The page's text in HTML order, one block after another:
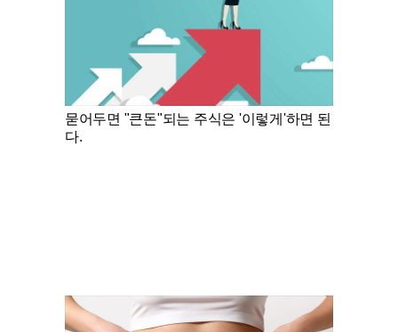
묻어두면 "큰돈"되는 주식은 '이렇게'하면 된
다.